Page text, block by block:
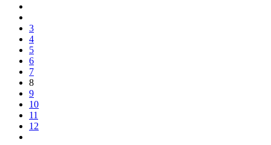
3
4
5
6
7
8
9
10
11
12